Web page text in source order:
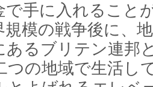
で手に入れること
規模の戦争後に、
あるブリテン連邦
つの地域で生活し